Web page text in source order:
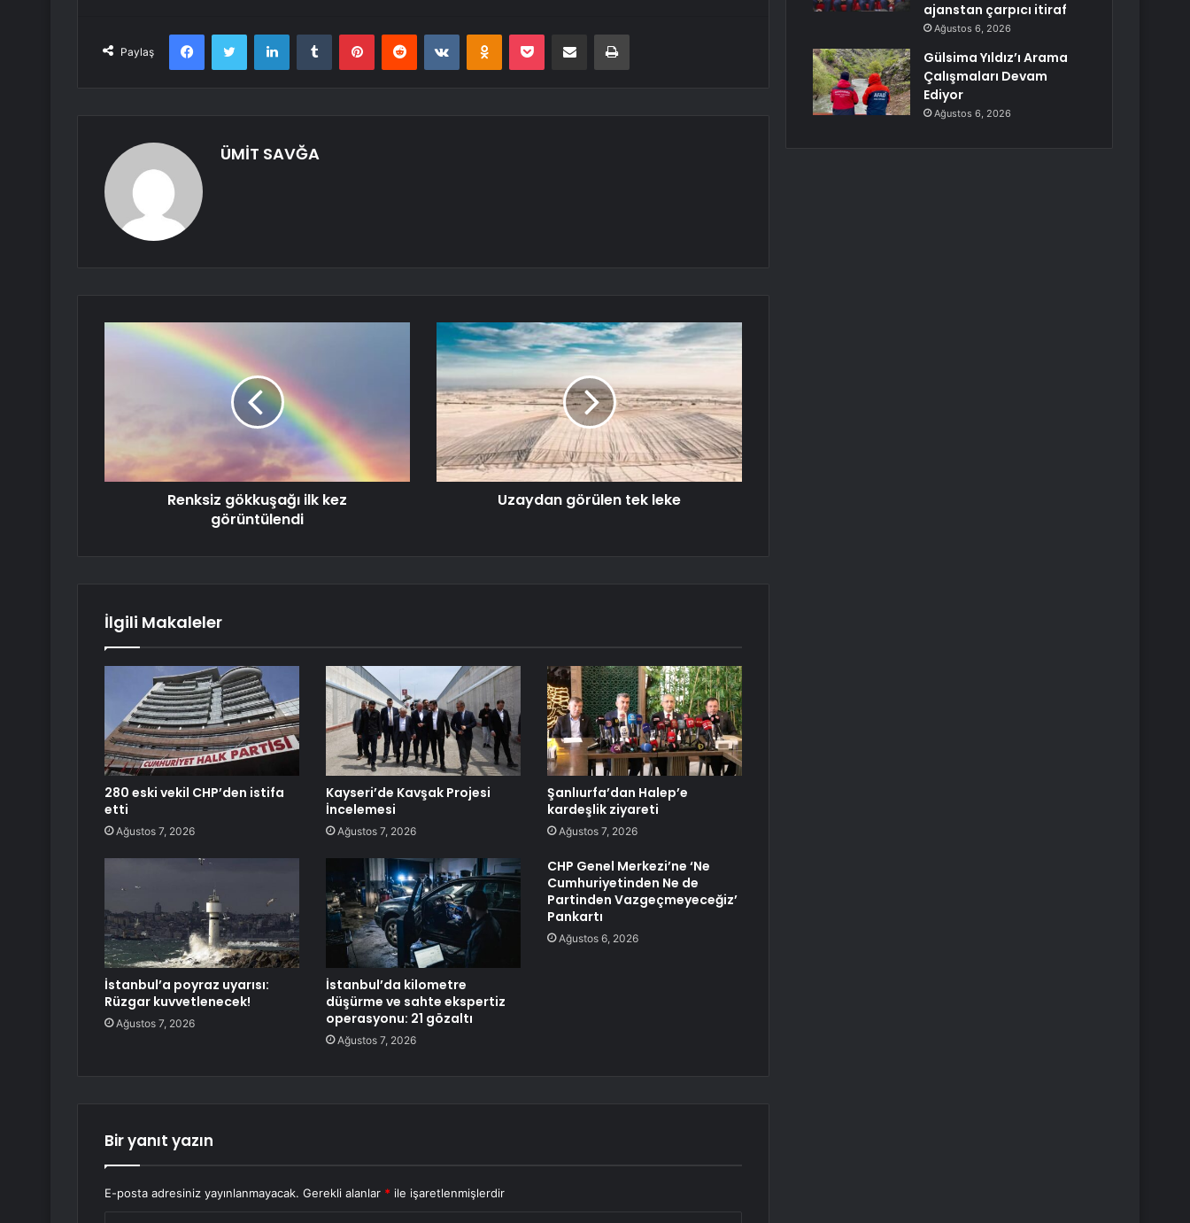
Paylaş
FacebookTwitter LinkedInTumblr PinterestReddit VKontakteOdnoklassniki
Pocket E-Posta ile paylaş Yazdır
ÜMİT SAVĞA
Renksiz gökkuşağı ilk kez
görüntülendi
Uzaydan görülen tek leke
İlgili Makaleler
280 eski vekil CHP’den istifa
etti
Ağustos 7, 2026
Kayseri’de Kavşak Projesi
İncelemesi
Ağustos 7, 2026
Şanlıurfa’dan Halep’e
kardeşlik ziyareti
Ağustos 7, 2026
İstanbul’a poyraz uyarısı:
Rüzgar kuvvetlenecek!
Ağustos 7, 2026
İstanbul’da kilometre
düşürme ve sahte ekspertiz
operasyonu: 21 gözaltı
Ağustos 7, 2026
CHP Genel Merkezi’ne ‘Ne
Cumhuriyetinden Ne de
Partinden Vazgeçmeyeceğiz’
Pankartı
Ağustos 6, 2026
Bir yanıt yazın
E-posta adresiniz yayınlanmayacak. Gerekli alanlar * ile işaretlenmişlerdir
ajanstan çarpıcı itiraf
Ağustos 6, 2026
Gülsima Yıldız’ı Arama
Çalışmaları Devam
Ediyor
Ağustos 6, 2026